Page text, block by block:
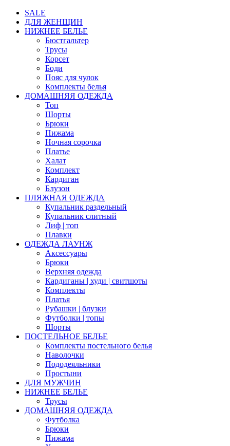
SALE
ДЛЯ ЖЕНЩИН
НИЖНЕЕ БЕЛЬЕ
Бюстгальтер
Трусы
Корсет
Боди
Пояс для чулок
Комплекты белья
ДОМАШНЯЯ ОДЕЖДА
Топ
Шорты
Брюки
Пижама
Ночная сорочка
Платье
Халат
Комплект
Кардиган
Блузон
ПЛЯЖНАЯ ОДЕЖДА
Купальник раздельный
Купальник слитный
Лиф | топ
Плавки
ОДЕЖДА ЛАУНЖ
Аксессуары
Брюки
Верхняя одежда
Кардиганы | худи | свитшоты
Комплекты
Платья
Рубашки | блузки
Футболки | топы
Шорты
ПОСТЕЛЬНОЕ БЕЛЬЕ
Комплекты постельного белья
Наволочки
Пододеяльники
Простыни
ДЛЯ МУЖЧИН
НИЖНЕЕ БЕЛЬЕ
Трусы
ДОМАШНЯЯ ОДЕЖДА
Футболка
Брюки
Пижама